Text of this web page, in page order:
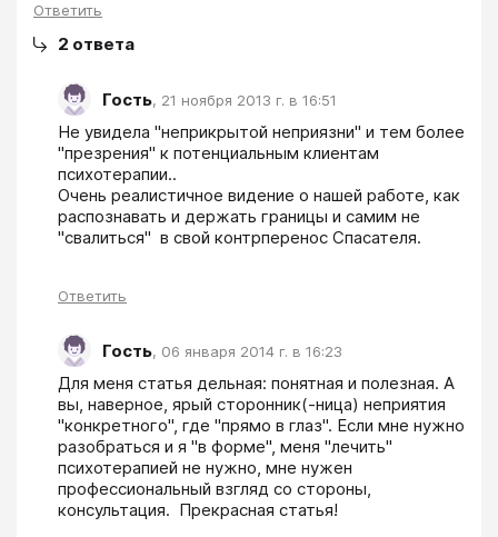
Ответить
2 ответа
Гость, 21 ноября 2013 г. в 16:51
Не увидела "неприкрытой неприязни" и тем более
"презрения" к потенциальным клиентам
психотерапии..
Очень реалистичное видение о нашей работе, как
распознавать и держать границы и самим не
"свалиться"  в свой контрперенос Спасателя.
Ответить
Гость, 06 января 2014 г. в 16:23
Для меня статья дельная: понятная и полезная. А
вы, наверное, ярый сторонник(-ница) неприятия
"конкретного", где "прямо в глаз". Если мне нужно
разобраться и я "в форме", меня "лечить"
психотерапией не нужно, мне нужен
профессиональный взгляд со стороны,
консультация.  Прекрасная статья!